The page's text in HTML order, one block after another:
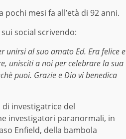
mesi fa all’età di 92 anni.
social scrivendo:
unirsi al suo amato Ed. Era felice e
unisciti a noi per celebrare la sua
puoi. Grazie e Dio vi benedica
di investigatrice del
investigatori paranormali, in
Enfield, della bambola